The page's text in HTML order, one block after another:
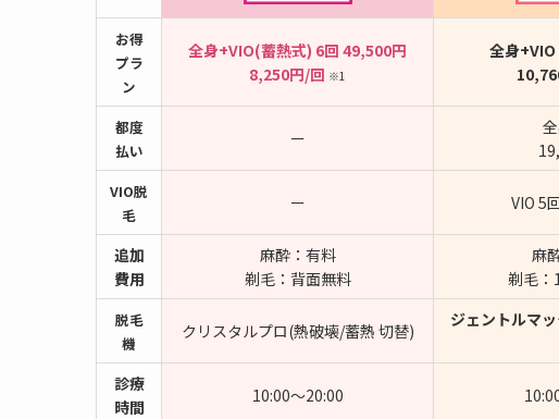
お得
プラ
ン
全身+VIO(蓄熱式) 6回 49,500円
8,250円/回 ※1
全身
都度
払い
ー
VIO脱
毛
ー VIO 5
追加
費用
麻酔：有料
剃毛：背面無料
麻
剃毛：
脱毛
機
クリスタルプロ(熱破壊/蓄熱 切替)
ジェントルマ
診療
時間
10:00～20:00